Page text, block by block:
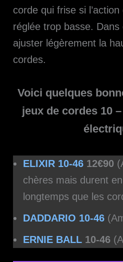
corde qui frise si
réglée trop basse.
ajuster légèrement la
cordes.
Voici quelques
jeux de cordes 10
ELIXIR 10-46 12€90
chères mais durent
longtemps que les
DADDARIO 10-46
ERNIE BALL 10-46